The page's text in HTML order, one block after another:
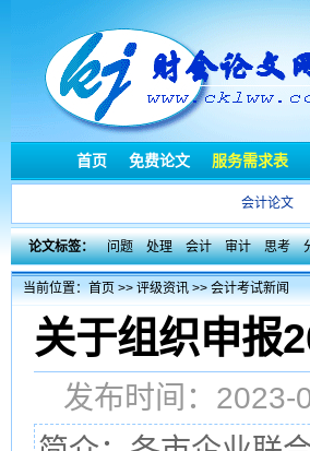
首页 免费论文 服务需求表
会计论文
论文标签： 问题 处理 会计 审计 思考
当前位置：首页>>评级资讯>>会计考试新闻
关于组织申报
发布时间：